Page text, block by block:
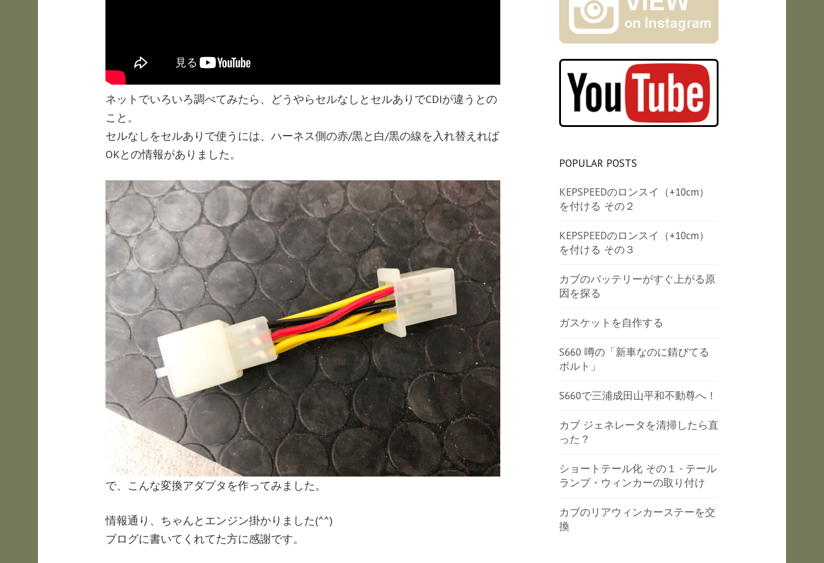
ネットでいろいろ調べてみたら、どうやらセルなしとセルありでCDIが違うとの
こと。
セルなしをセルありで使うには、ハーネス側の赤/黒と白/黒の線を入れ替えれば
OKとの情報がありました。
で、こんな変換アダプタを作ってみました。
情報通り、ちゃんとエンジン掛かりました(^^)
ブログに書いてくれてた方に感謝です。
POPULAR POSTS
KEPSPEEDのロンスイ（+10cm）
を付ける その２
KEPSPEEDのロンスイ（+10cm）
を付ける その３
カブのバッテリーがすぐ上がる原
因を探る
ガスケットを自作する
S660 噂の「新車なのに錆びてる
ボルト」
S660で三浦成田山平和不動尊へ！
カブ ジェネレータを清掃したら直
った？
ショートテール化 その１ - テール
ランプ・ウィンカーの取り付け
カブのリアウィンカーステーを交
換